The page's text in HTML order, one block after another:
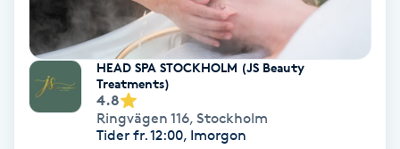
Herrklippning
HIFU
Hollywood Peel
HEAD SPA STOCKHOLM (JS Beauty
Treatments)
4.8
Ringvägen 116, Stockholm
Tider fr. 12:00, Imorgon